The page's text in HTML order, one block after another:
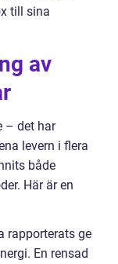
till sina
av
– det har
levern i flera
både
Här är en
rapporterats ge
En rensad